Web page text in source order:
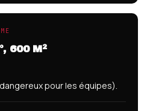
600 M²
pour les équipes).